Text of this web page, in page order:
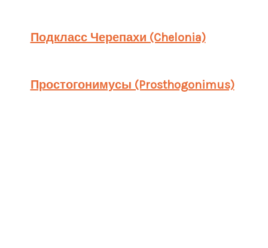
Подкласс Черепахи (Chelonia)
Простогонимусы (Prosthogonimus)